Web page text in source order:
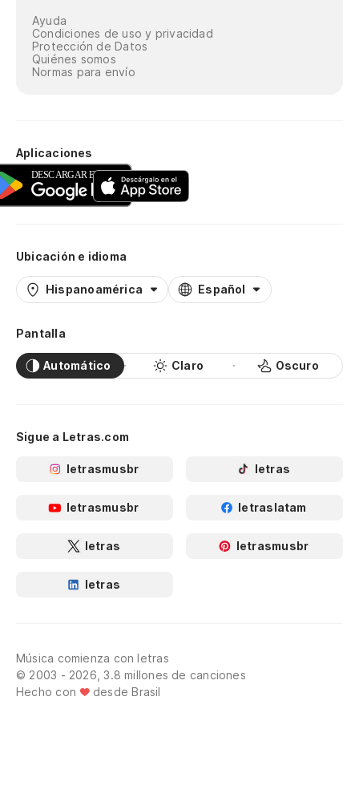
Ayuda
Condiciones de uso y privacidad
Protección de Datos
Quiénes somos
Normas para envío
Aplicaciones
Ubicación e idioma
Hispanoamérica Español
Pantalla
Automático Claro Oscuro
Sigue a Letras.com
letrasmusbr letras
letrasmusbr letraslatam
letras letrasmusbr
letras
Música comienza con letras
© 2003 - 2026, 3.8 millones de canciones
Hecho con
desde Brasil